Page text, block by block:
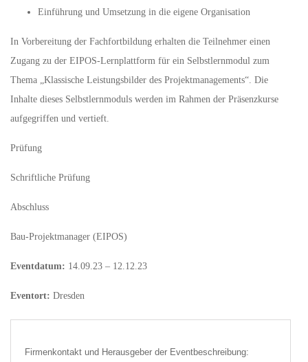
Einführung und Umsetzung in die eigene Organisation
In Vorbereitung der Fachfortbildung erhalten die Teilnehmer einen
Zugang zu der EIPOS-Lernplattform für ein Selbstlernmodul zum
Thema „Klassische Leistungsbilder des Projektmanagements“. Die
Inhalte dieses Selbstlernmoduls werden im Rahmen der Präsenzkurse
aufgegriffen und vertieft.
Prüfung
Schriftliche Prüfung
Abschluss
Bau-Projektmanager (EIPOS)
Eventdatum: 14.09.23 – 12.12.23
Eventort: Dresden
Firmenkontakt und Herausgeber der Eventbeschreibung: